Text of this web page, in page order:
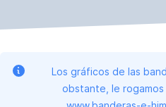
Los gráficos de las
obstante, le